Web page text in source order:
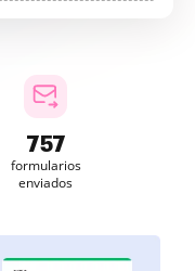
757
formularios
enviados